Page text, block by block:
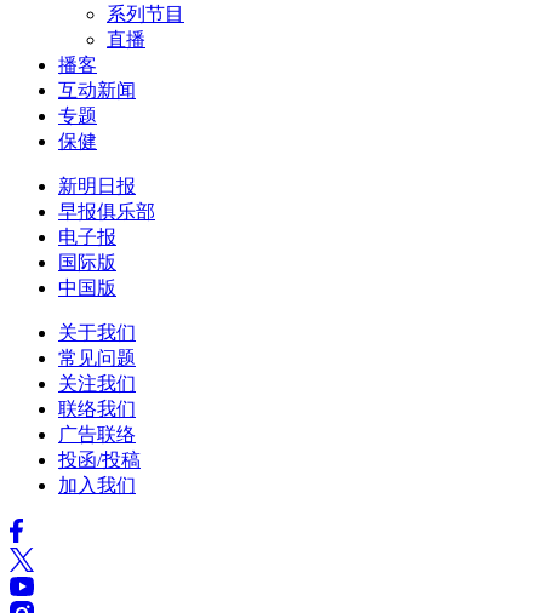
系列节目
直播
播客
互动新闻
专题
保健
新明日报
早报俱乐部
电子报
国际版
中国版
关于我们
常见问题
关注我们
联络我们
广告联络
投函/投稿
加入我们